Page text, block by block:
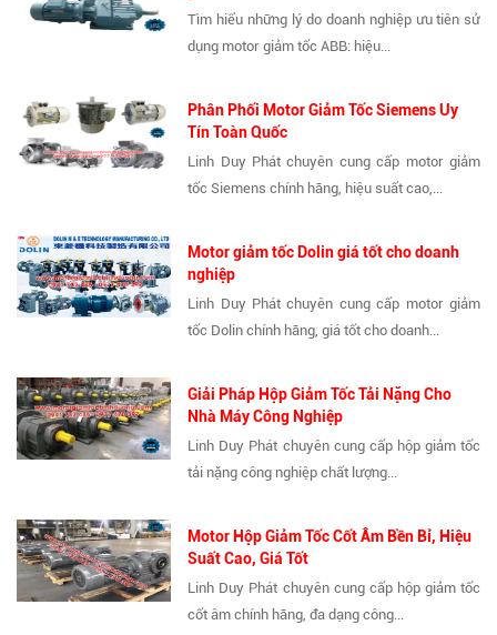
Tìm hiểu những lý do doanh nghiệp ưu tiên sử
dụng motor giảm tốc ABB: hiệu...
Phân Phối Motor Giảm Tốc Siemens Uy
Tín Toàn Quốc
Linh Duy Phát chuyên cung cấp motor giảm
tốc Siemens chính hãng, hiệu suất cao,...
Motor giảm tốc Dolin giá tốt cho doanh
nghiệp
Linh Duy Phát chuyên cung cấp motor giảm
tốc Dolin chính hãng, giá tốt cho doanh...
Giải Pháp Hộp Giảm Tốc Tải Nặng Cho
Nhà Máy Công Nghiệp
Linh Duy Phát chuyên cung cấp hộp giảm tốc
tải nặng công nghiệp chất lượng...
Motor Hộp Giảm Tốc Cốt Âm Bền Bỉ, Hiệu
Suất Cao, Giá Tốt
Linh Duy Phát chuyên cung cấp hộp giảm tốc
cốt âm chính hãng, đa dạng công...